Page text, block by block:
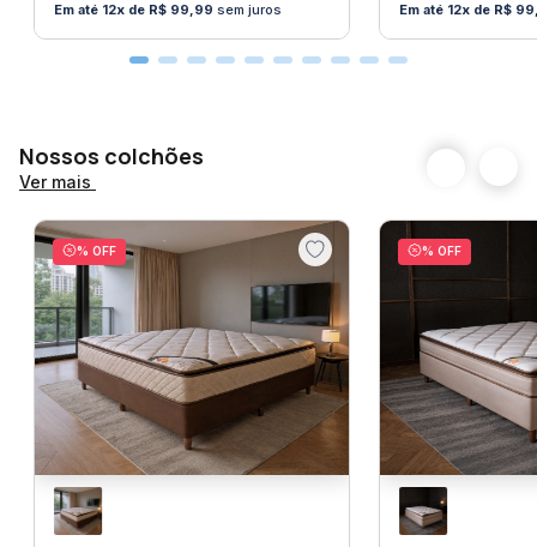
12 R$ 99 99 sem juros 12 R$ 99
Nossos colchões
Ver mais
% OFF % OFF